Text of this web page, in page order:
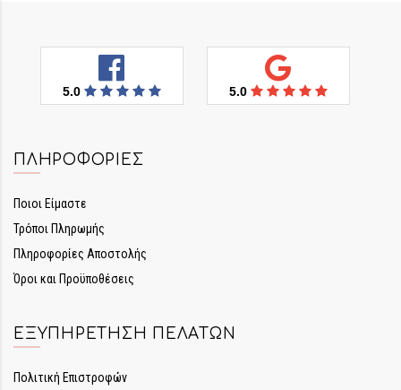
5.0 5.0
ΠΛΗΡΟΦΟΡΊΕΣ
Ποιοι Είμαστε
Τρόποι Πληρωμής
Πληροφορίες Αποστολής
Όροι και Προϋποθέσεις
ΕΞΥΠΗΡΈΤΗΣΗ ΠΕΛΑΤΏΝ
Πολιτική Επιστροφών